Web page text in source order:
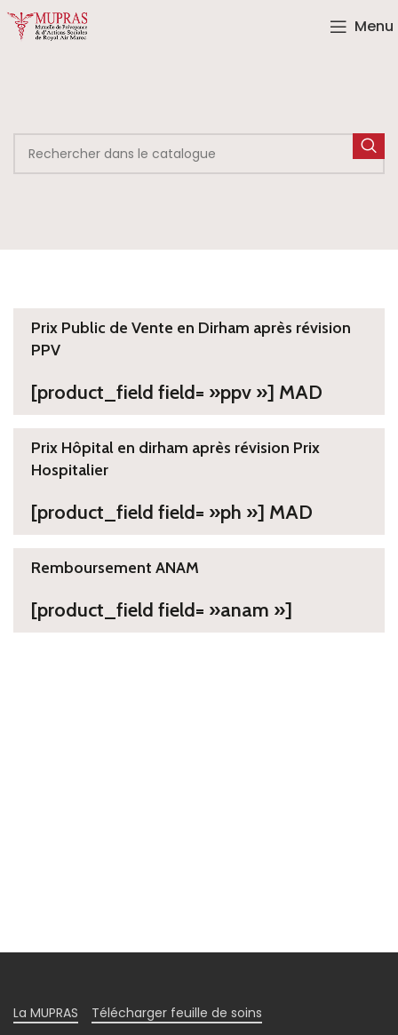
Menu
Prix Public de Vente en Dirham après révision
PPV
[product_field field= »ppv »] MAD
Prix Hôpital en dirham après révision Prix
Hospitalier
[product_field field= »ph »] MAD
Remboursement ANAM
[product_field field= »anam »]
La MUPRAS
Télécharger feuille de soins